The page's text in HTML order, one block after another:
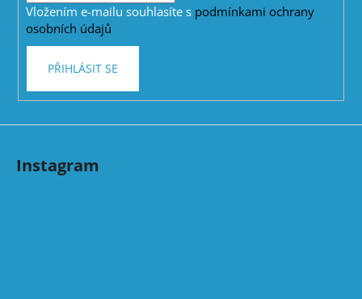
k
s
Vložením e-mailu souhlasíte s podmínkami ochrany
osobních údajů
PŘIHLÁSIT SE
Instagram